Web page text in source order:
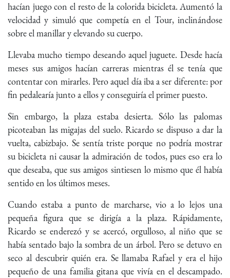
hacían juego con el resto de la colorida bicicleta. Aumentó la
velocidad y simuló que competía en el Tour, inclinándose
sobre el manillar y elevando su cuerpo.
Llevaba mucho tiempo deseando aquel juguete. Desde hacía
meses sus amigos hacían carreras mientras él se tenía que
contentar con mirarles. Pero aquel día iba a ser diferente: por
fin pedalearía junto a ellos y conseguiría el primer puesto.
Sin embargo, la plaza estaba desierta. Sólo las palomas
picoteaban las migajas del suelo. Ricardo se dispuso a dar la
vuelta, cabizbajo. Se sentía triste porque no podría mostrar
su bicicleta ni causar la admiración de todos, pues eso era lo
que deseaba, que sus amigos sintiesen lo mismo que él había
sentido en los últimos meses.
Cuando estaba a punto de marcharse, vio a lo lejos una
pequeña figura que se dirigía a la plaza. Rápidamente,
Ricardo se enderezó y se acercó, orgulloso, al niño que se
había sentado bajo la sombra de un árbol. Pero se detuvo en
seco al descubrir quién era. Se llamaba Rafael y era el hijo
pequeño de una familia gitana que vivía en el descampado.